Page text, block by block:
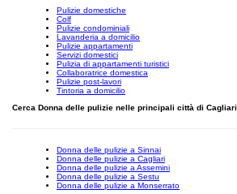
Pulizie domestiche
Colf
Pulizie condominiali
Lavanderia a domicilio
Pulizie appartamenti
Servizi domestici
Pulizia di appartamenti turistici
Collaboratrice domestica
Pulizie post-lavori
Tintoria a domicilio
Cerca Donna delle pulizie nelle principali città di Cagliari
Donna delle pulizie a Sinnai
Donna delle pulizie a Cagliari
Donna delle pulizie a Assemini
Donna delle pulizie a Sestu
Donna delle pulizie a Monserrato